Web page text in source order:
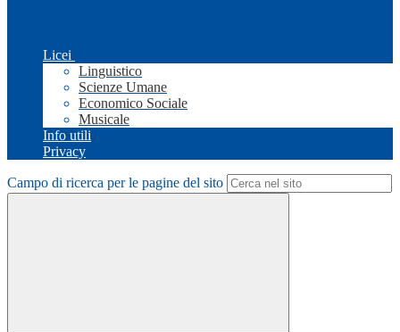
Licei
Linguistico
Scienze Umane
Economico Sociale
Musicale
Info utili
Privacy
Campo di ricerca per le pagine del sito